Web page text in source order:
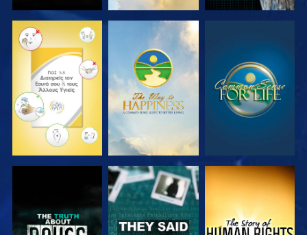
ΠΑΡΑΚΟΛΟΥΘΗΣΤΕ ΠΑΡΑΚΟΛΟΥΘΗΣΤΕ ΠΑΡΑΚΟΛΟΥΘΗΣΤΕ
ΠΑΡΑΚΟΛΟΥΘΗΣΤΕ ΠΑΡΑΚΟΛΟΥΘΗΣΤΕ ΠΑΡΑΚΟΛΟΥΘΗΣΤΕ